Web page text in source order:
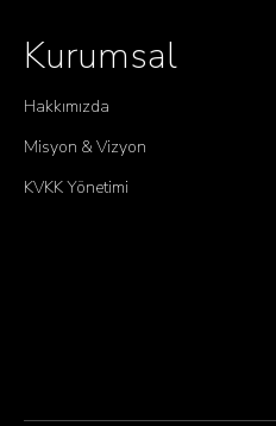
Kurumsal
Hakkımızda
Misyon & Vizyon
KVKK Yönetimi